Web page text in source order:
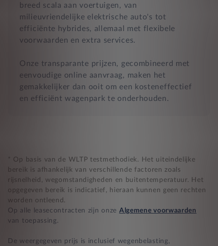
breed scala aan voertuigen, van
milieuvriendelijke elektrische auto's tot
efficiënte hybrides, allemaal met flexibele
voorwaarden en extra services.
Onze transparante prijzen, gecombineerd met
eenvoudige online aanvraag, maken het
gemakkelijker dan ooit om een kosteneffectief
en efficiënt wagenpark te onderhouden.
* Op basis van de WLTP testmethodiek. Het uiteindelijke
bereik is afhankelijk van verschillende factoren zoals
rijsnelheid, wegomstandigheden en buitentemperatuur. Het
opgegeven bereik is indicatief, hieraan kunnen geen rechten
worden ontleend.
Op alle leasecontracten zijn onze Algemene voorwaarden
van toepassing.
De weergegeven prijs is inclusief wegenbelasting,